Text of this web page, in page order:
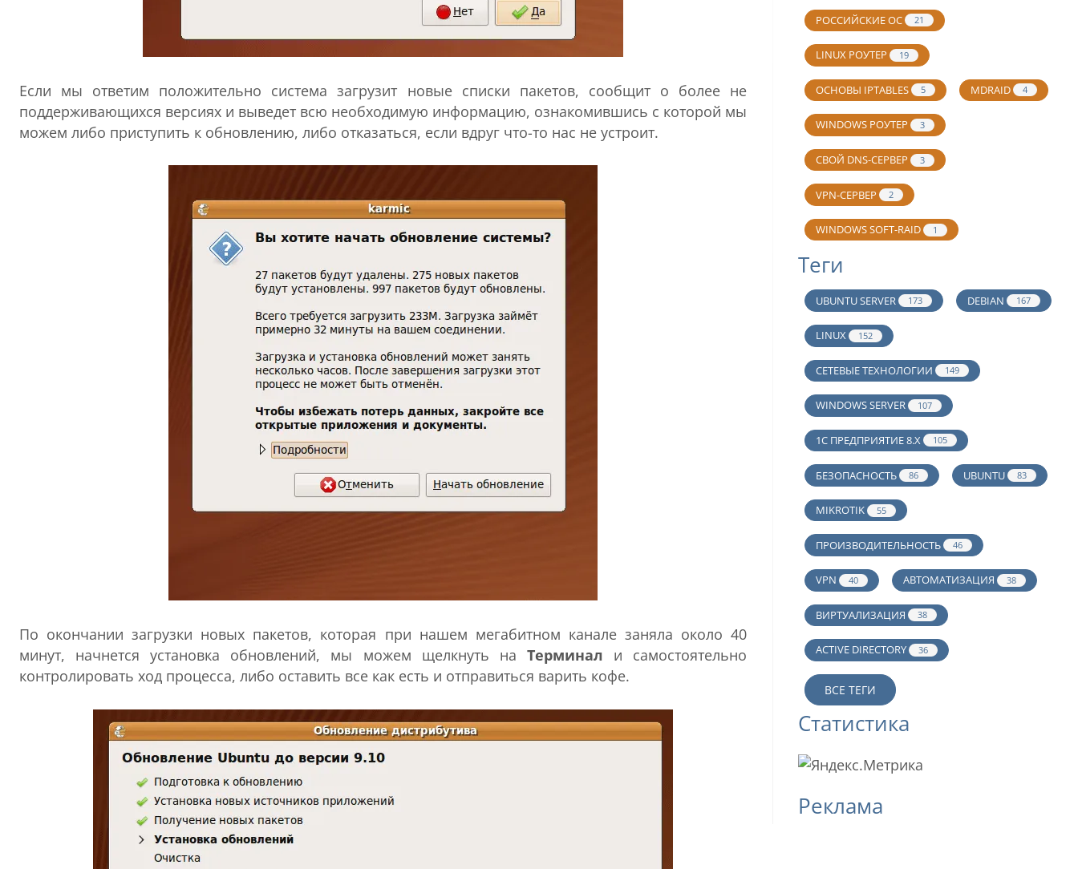
Если мы ответим положительно система загрузит новые списки пакетов, сообщит о более не
поддерживающихся версиях и выведет всю необходимую информацию, ознакомившись с которой мы
можем либо приступить к обновлению, либо отказаться, если вдруг что-то нас не устроит.
По окончании загрузки новых пакетов, которая при нашем мегабитном канале заняла около 40
минут, начнется установка обновлений, мы можем щелкнуть на Терминал и самостоятельно
контролировать ход процесса, либо оставить все как есть и отправиться варить кофе.
РОССИЙСКИЕ ОС 21
LINUX РОУТЕР 19
ОСНОВЫ IPTABLES 5 MDRAID 4
WINDOWS РОУТЕР 3
СВОЙ DNS-СЕРВЕР 3
VPN-СЕРВЕР 2
WINDOWS SOFT-RAID 1
Теги
UBUNTU SERVER 173 DEBIAN 167
LINUX 152
СЕТЕВЫЕ ТЕХНОЛОГИИ 149
WINDOWS SERVER 107
1С ПРЕДПРИЯТИЕ 8.Х 105
БЕЗОПАСНОСТЬ 86 UBUNTU 83
MIKROTIK 55
ПРОИЗВОДИТЕЛЬНОСТЬ 46
VPN 40 АВТОМАТИЗАЦИЯ 38
ВИРТУАЛИЗАЦИЯ 38
ACTIVE DIRECTORY 36
ВСЕ ТЕГИ
Статистика
Реклама